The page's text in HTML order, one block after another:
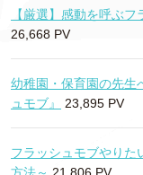
【厳選】感動を呼ぶ
26,668 PV
幼稚園・保育園の先生
ュモブ』
23,895 PV
フラッシュモブやりた